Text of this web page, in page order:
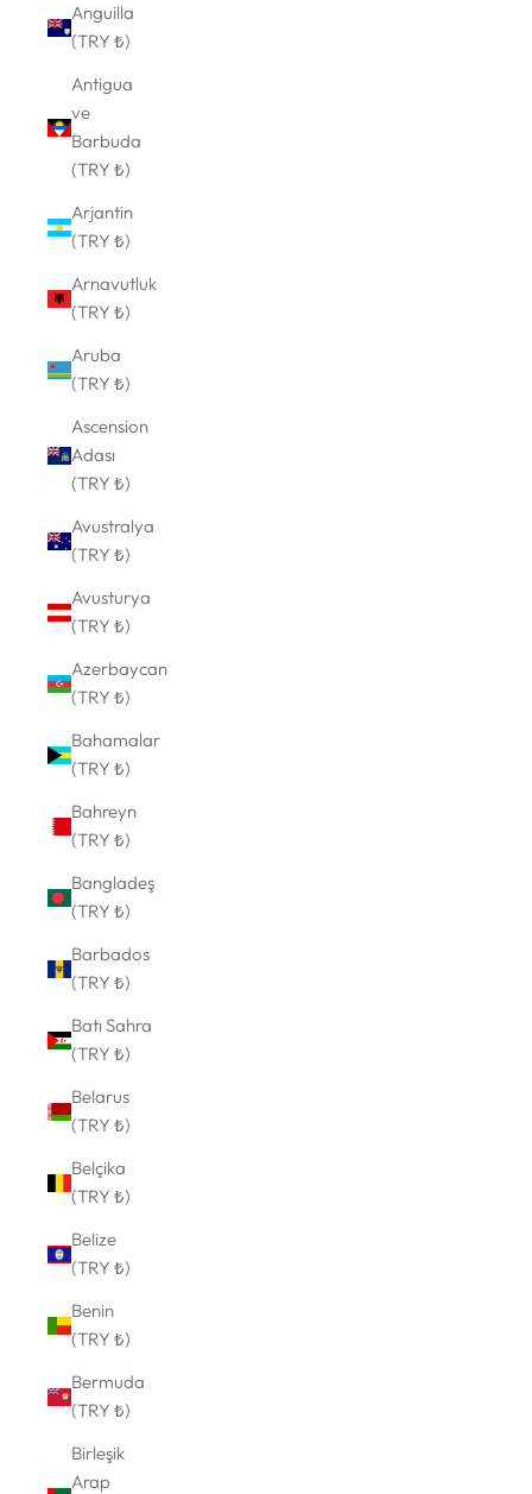
Anguilla
(TRY ₺)
Antigua
ve
Barbuda
(TRY ₺)
Arjantin
(TRY ₺)
Arnavutluk
(TRY ₺)
Aruba
(TRY ₺)
Ascension
Adası
(TRY ₺)
Avustralya
(TRY ₺)
Avusturya
(TRY ₺)
Azerbaycan
(TRY ₺)
Bahamalar
(TRY ₺)
Bahreyn
(TRY ₺)
Bangladeş
(TRY ₺)
Barbados
(TRY ₺)
Batı Sahra
(TRY ₺)
Belarus
(TRY ₺)
Belçika
(TRY ₺)
Belize
(TRY ₺)
Benin
(TRY ₺)
Bermuda
(TRY ₺)
Birleşik
Arap